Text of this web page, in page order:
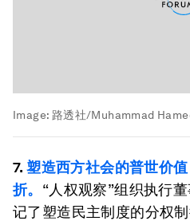
Image: 路透社/Muhammad
7.塑造西方社会的普世价
折。 “人权观察”组织执行
记了塑造民主制度的分权